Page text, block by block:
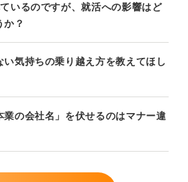
いるのですが、就活への影響はど
か？
い気持ちの乗り越え方を教えてほし
業の会社名」を伏せるのはマナー違